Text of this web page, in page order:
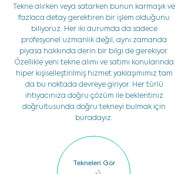
Tekne alırken veya satarken bunun karmaşık ve
fazlaca detay gerektiren bir işlem olduğunu
biliyoruz. Her iki durumda da sadece
profesyonel uzmanlık değil, aynı zamanda
piyasa hakkında derin bir bilgi de gerekiyor.
Özellikle yeni tekne alımı ve satımı konularında
hiper kişiselleştirilmiş hizmet yaklaşımımız tam
da bu noktada devreye giriyor. Her türlü
ihtiyacınıza doğru çözüm ile beklentiniz
doğrultusunda doğru tekneyi bulmak için
buradayız.
Tekneleri Gör